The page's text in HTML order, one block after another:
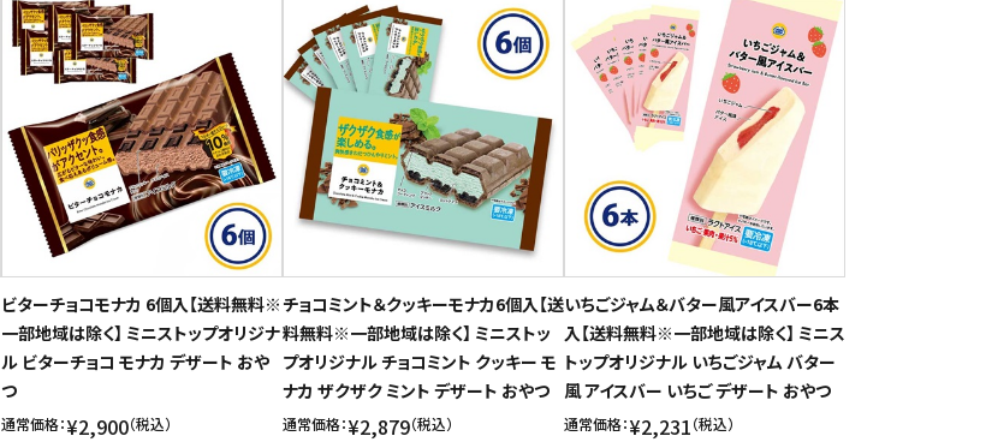
ビターチョコモナカ 6個入【送料無料※
一部地域は除く】 ミニストップオリジナ
ル ビターチョコ モナカ デザート おや
つ
通常価格：¥2,900（税込）
チョコミント＆クッキーモナカ6個入【送
料無料※一部地域は除く】 ミニストッ
プオリジナル チョコミント クッキー モ
ナカ ザクザク ミント デザート おやつ
通常価格：¥2,879（税込）
いちごジャム＆バター風アイスバー6本
入【送料無料※一部地域は除く】 ミニス
トップオリジナル いちごジャム バター
風 アイスバー いちご デザート おやつ
通常価格：¥2,231（税込）